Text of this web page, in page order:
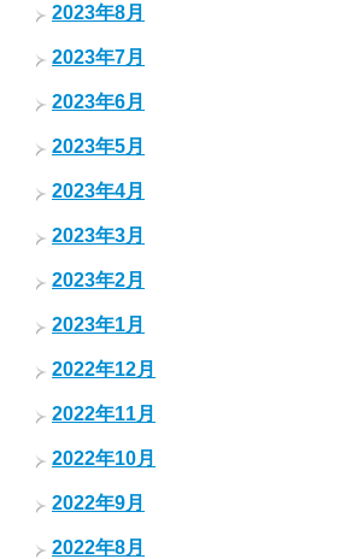
2023年8月
2023年7月
2023年6月
2023年5月
2023年4月
2023年3月
2023年2月
2023年1月
2022年12月
2022年11月
2022年10月
2022年9月
2022年8月